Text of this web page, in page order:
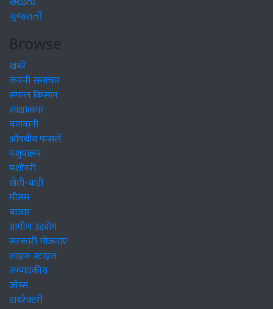
ગુજરાતી
Browse
खबरें
कंपनी समाचार
सफल किसान
साक्षात्कार
बागवानी
औषधीय फसलें
पशुपालन
मशीनरी
खेती-बाड़ी
मौसम
बाजार
ग्रामीण उद्द्योग
सरकारी योजनाएं
लाइफ स्टाइल
सम्पादकीय
जॉब्स
डायरेक्टरी